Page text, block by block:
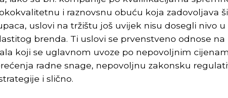
i raznovsnu obuću koja zadovoljava
uslovi na tržištu još uvijek nisu dosegli nivo
brenda. Ti uslovi se prvenstveno odnose na
koji se uglavnom uvoze po nepovoljnim
radne snage, nepovoljnu zakonsku
i slično.